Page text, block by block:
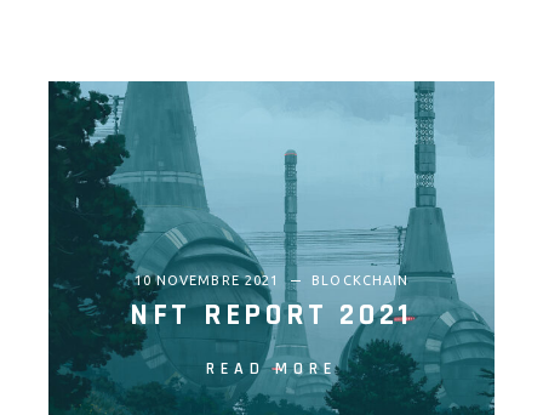
10 NOVEMBRE 2021 BLOCKCHAIN
NFT REPORT 2021
READ MORE